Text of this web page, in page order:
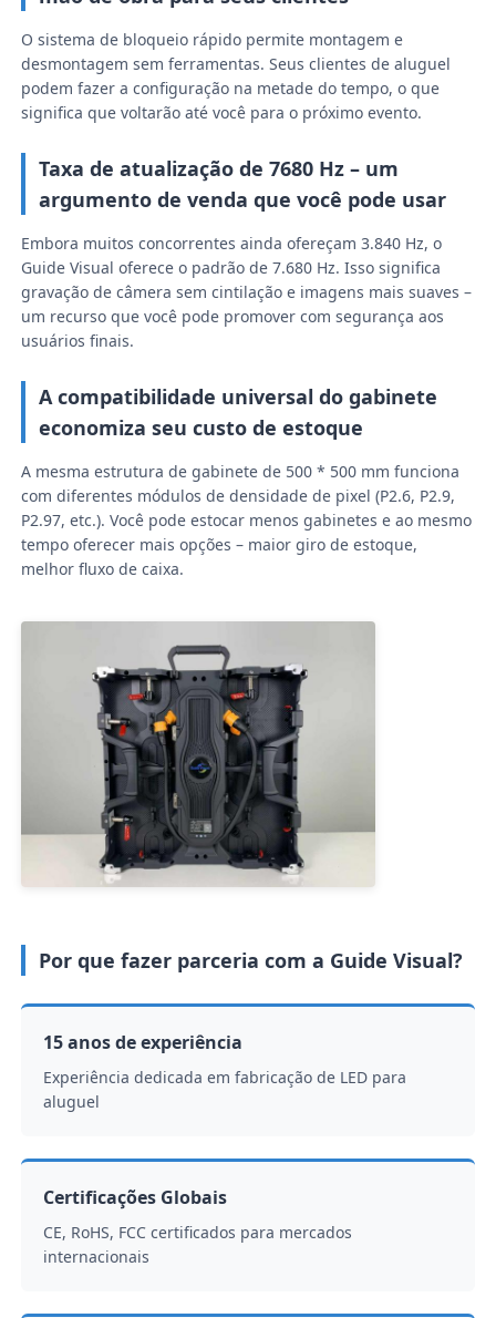
Ecrã LED SMD
Painel de exibição LED exterior
outdoor led ao ar livre
O sistema de bloqueio rápido permite montagem e
desmontagem sem ferramentas. Seus clientes de aluguel
podem fazer a configuração na metade do tempo, o que
significa que voltarão até você para o próximo evento.
Taxa de atualização de 7680 Hz – um
argumento de venda que você pode usar
Embora muitos concorrentes ainda ofereçam 3.840 Hz, o
Guide Visual oferece o padrão de 7.680 Hz. Isso significa
gravação de câmera sem cintilação e imagens mais suaves –
um recurso que você pode promover com segurança aos
usuários finais.
A compatibilidade universal do gabinete
economiza seu custo de estoque
A mesma estrutura de gabinete de 500 * 500 mm funciona
com diferentes módulos de densidade de pixel (P2.6, P2.9,
P2.97, etc.). Você pode estocar menos gabinetes e ao mesmo
tempo oferecer mais opções – maior giro de estoque,
melhor fluxo de caixa.
Por que fazer parceria com a Guide Visual?
15 anos de experiência
Experiência dedicada em fabricação de LED para
aluguel
Certificações Globais
CE, RoHS, FCC certificados para mercados
internacionais